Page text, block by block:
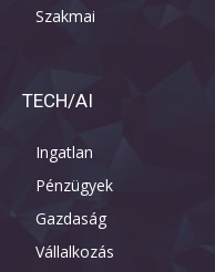
Szakmai
TECH/AI
Ingatlan
Pénzügyek
Gazdaság
Vállalkozás